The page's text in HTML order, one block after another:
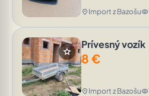
location_on Import z Bazošuvisibility
star
Prívesný vozík
8 €
location_on Import z Bazošuvisibility